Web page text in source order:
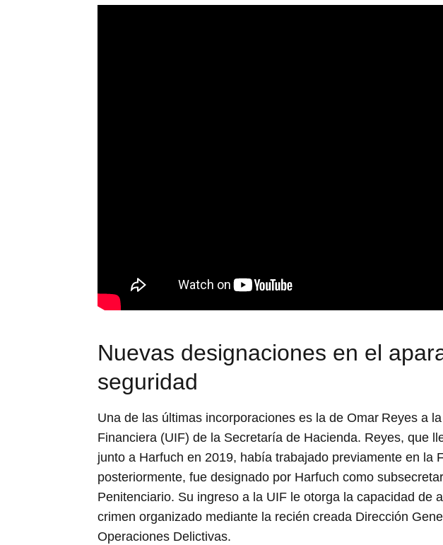
Nuevas designaciones en el
seguridad
Una de las últimas incorporaciones es la de Omar Reyes a
Financiera (UIF) de la Secretaría de Hacienda. Reyes, que
junto a Harfuch en 2019, había trabajado previamente en la
posteriormente, fue designado por Harfuch como
Penitenciario. Su ingreso a la UIF le otorga la capacidad de
crimen organizado mediante la recién creada Dirección
Operaciones Delictivas.